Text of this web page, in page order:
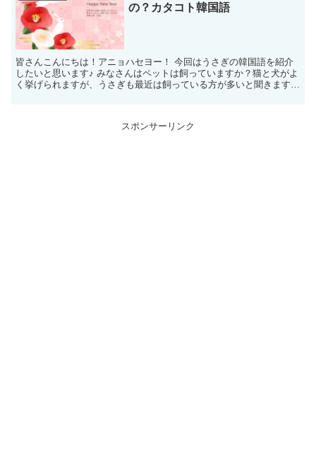
の？カタコト韓国語
皆さんこんにちは！アニョハセヨー！ 今回はうさぎの韓国語を紹介
したいと思います♪ みなさんはペットは飼っていますか？猫と犬がよ
く挙げられますが、うさぎも最近は飼っている方が多いと聞きます。
スポンサーリンク